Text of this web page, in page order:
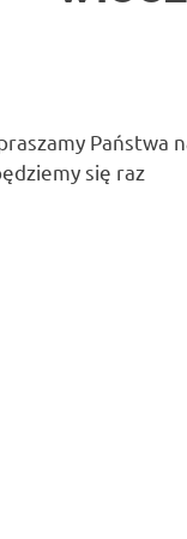
Państwa
się raz